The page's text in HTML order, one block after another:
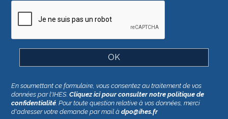
En soumettant ce formulaire, vous consentez au traitement de vos
données par l'IHES.Cliquez ici pour consulter notre politique de
confidentialité. Pour toute question relative à vos données, merci
d'adresser votre demande par mail àdpo@ihes.fr